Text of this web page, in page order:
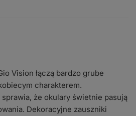
Vision łączą bardzo grube
charakterem.
że okulary świetnie pasują
Dekoracyjne zauszniki